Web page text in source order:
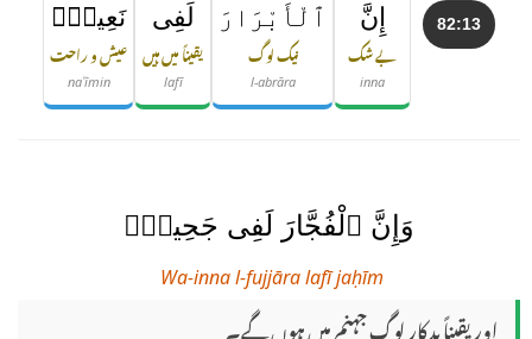
82:13
إِنَّ
بے شک
inna
ٱلْأَبْرَارَ
نیک لوگ
l-abrāra
لَفِى
یقیناً میں ہیں
lafī
نَعِيمٍۢ
عیش و راحت
naʿīmin
وَإِنَّ ٱلْفُجَّارَ لَفِى جَحِيمٍۢ
Wa-inna l-fujjāra lafī jaḥīm
اور یقیناً بدکار لوگ جہنم میں ہوں گے۔